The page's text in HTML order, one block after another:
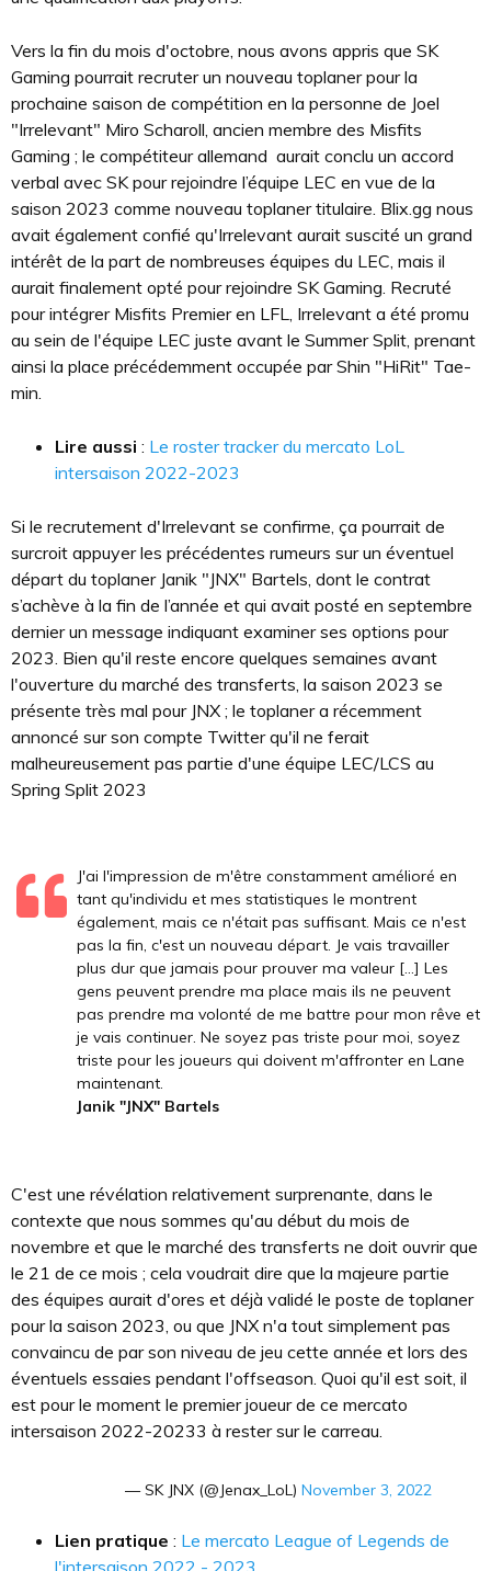
Vers la fin du mois d'octobre, nous avons appris que SK
Gaming pourrait recruter un nouveau toplaner pour la
prochaine saison de compétition en la personne de Joel
"Irrelevant" Miro Scharoll, ancien membre des Misfits
Gaming ; le compétiteur allemand aurait conclu un accord
verbal avec SK pour rejoindre l’équipe LEC en vue de la
saison 2023 comme nouveau toplaner titulaire. Blix.gg nous
avait également confié qu'Irrelevant aurait suscité un grand
intérêt de la part de nombreuses équipes du LEC, mais il
aurait finalement opté pour rejoindre SK Gaming. Recruté
pour intégrer Misfits Premier en LFL, Irrelevant a été promu
au sein de l'équipe LEC juste avant le Summer Split, prenant
ainsi la place précédemment occupée par Shin "HiRit" Tae-
min.
Lire aussi : Le roster tracker du mercato LoL
intersaison 2022-2023
Si le recrutement d'Irrelevant se confirme, ça pourrait de
surcroit appuyer les précédentes rumeurs sur un éventuel
départ du toplaner Janik "JNX" Bartels, dont le contrat
s’achève à la fin de l’année et qui avait posté en septembre
dernier un message indiquant examiner ses options pour
2023. Bien qu'il reste encore quelques semaines avant
l'ouverture du marché des transferts, la saison 2023 se
présente très mal pour JNX ; le toplaner a récemment
annoncé sur son compte Twitter qu'il ne ferait
malheureusement pas partie d'une équipe LEC/LCS au
Spring Split 2023
J'ai l'impression de m'être constamment amélioré en
tant qu'individu et mes statistiques le montrent
également, mais ce n'était pas suffisant. Mais ce n'est
pas la fin, c'est un nouveau départ. Je vais travailler
plus dur que jamais pour prouver ma valeur [...] Les
gens peuvent prendre ma place mais ils ne peuvent
pas prendre ma volonté de me battre pour mon rêve et
je vais continuer. Ne soyez pas triste pour moi, soyez
triste pour les joueurs qui doivent m'affronter en Lane
maintenant.
Janik "JNX" Bartels
C'est une révélation relativement surprenante, dans le
contexte que nous sommes qu'au début du mois de
novembre et que le marché des transferts ne doit ouvrir que
le 21 de ce mois ; cela voudrait dire que la majeure partie
des équipes aurait d'ores et déjà validé le poste de toplaner
pour la saison 2023, ou que JNX n'a tout simplement pas
convaincu de par son niveau de jeu cette année et lors des
éventuels essaies pendant l'offseason. Quoi qu'il est soit, il
est pour le moment le premier joueur de ce mercato
intersaison 2022-20233 à rester sur le carreau.
— SK JNX (@Jenax_LoL) November 3, 2022
Lien pratique : Le mercato League of Legends de
l'intersaison 2022 - 2023